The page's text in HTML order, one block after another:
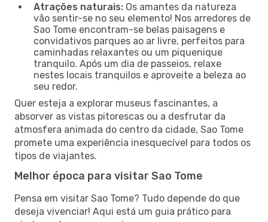
Atrações naturais: Os amantes da natureza
vão sentir-se no seu elemento! Nos arredores de
Sao Tome encontram-se belas paisagens e
convidativos parques ao ar livre, perfeitos para
caminhadas relaxantes ou um piquenique
tranquilo. Após um dia de passeios, relaxe
nestes locais tranquilos e aproveite a beleza ao
seu redor.
Quer esteja a explorar museus fascinantes, a
absorver as vistas pitorescas ou a desfrutar da
atmosfera animada do centro da cidade, Sao Tome
promete uma experiência inesquecível para todos os
tipos de viajantes.
Melhor época para visitar Sao Tome
Pensa em visitar Sao Tome? Tudo depende do que
deseja vivenciar! Aqui está um guia prático para